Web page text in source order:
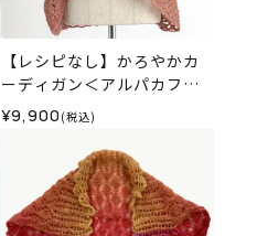
【レシピなし】かろやかカ
ーディガン＜アルパカフロ
ート04P＞（編み物 材料セ
ット）
¥9,900 (税込)